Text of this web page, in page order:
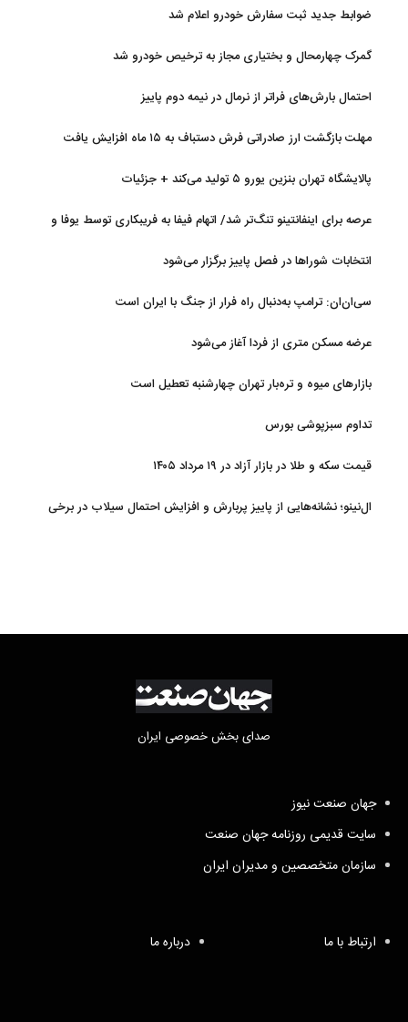
ضوابط جدید ثبت سفارش خودرو اعلام شد
گمرک چهارمحال و بختیاری مجاز به ترخیص خودرو شد
احتمال بارش‌های فراتر از نرمال در نیمه دوم پاییز
مهلت بازگشت ارز صادراتی فرش دستباف به ۱۵ ماه افزایش یافت
پالایشگاه تهران بنزین یورو ۵ تولید می‌کند + جزئیات
عرصه برای اینفانتینو تنگ‌تر شد/ اتهام فیفا به فریبکاری توسط یوفا و
انتخابات شوراها در فصل پاییز برگزار می‌شود
سی‌ان‌ان: ترامپ به‌دنبال راه فرار از جنگ با ایران است
عرضه مسکن متری از فردا آغاز می‌شود
بازارهای میوه و تره‌بار تهران چهارشنبه تعطیل است
تداوم سبزپوشی بورس
قیمت سکه و طلا در بازار آزاد در ۱۹ مرداد ۱۴۰۵
ال‌نینو؛ نشانه‌هایی از پاییز پربارش و افزایش احتمال سیلاب در برخی
صدای بخش خصوصی ایران
جهان صنعت نیوز
سایت قدیمی روزنامه جهان صنعت
سازمان متخصصین و مدیران ایران
ارتباط با ما درباره ما